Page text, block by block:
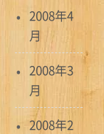
2008年4
月
2008年3
月
2008年2